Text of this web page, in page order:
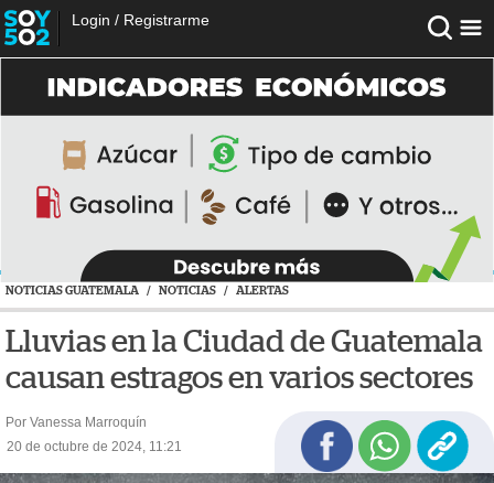
Login / Registrarme
NOTICIAS GUATEMALA / NOTICIAS / ALERTAS
Lluvias en la Ciudad de Guatemala
causan estragos en varios sectores
Por Vanessa Marroquín
20 de octubre de 2024, 11:21